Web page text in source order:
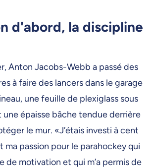
d'abord, la discipline
Anton Jacobs-Webb a passé des
à faire des lancers dans le garage
une feuille de plexiglass sous
une épaisse bâche tendue derrière
le mur. «J’étais investi à cent
ma passion pour le parahockey qui
de motivation et qui m’a permis de